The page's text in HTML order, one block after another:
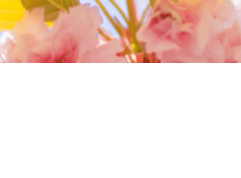
我們相信您值